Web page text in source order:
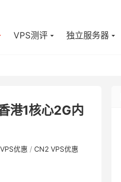
VPS测评 独立服务器
港1核心2G内
优惠 / CN2 VPS优惠